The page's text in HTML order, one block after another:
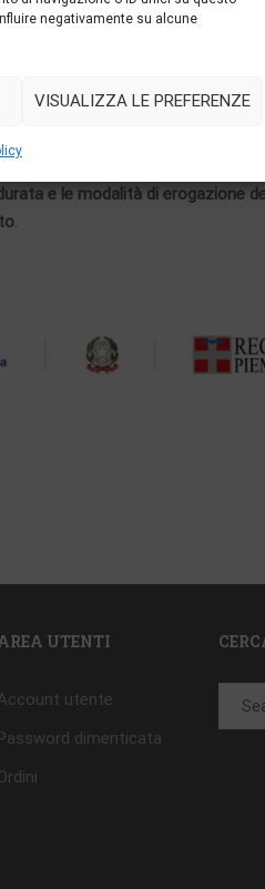
negativamente su alcune
VISUALIZZA LE PREFERENZE
nella Regione Piemonte.
2 possibilità di assolvere
interno la formazione
degli
e le modalità di erogazione
UTENTI
utente
dimenticata